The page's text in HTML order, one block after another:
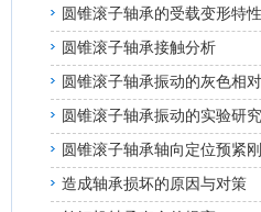
圆锥滚子轴承的受载变形特
圆锥滚子轴承接触分析
圆锥滚子轴承振动的灰色相
圆锥滚子轴承振动的实验研究
圆锥滚子轴承轴向定位预紧
造成轴承损坏的原因与对策